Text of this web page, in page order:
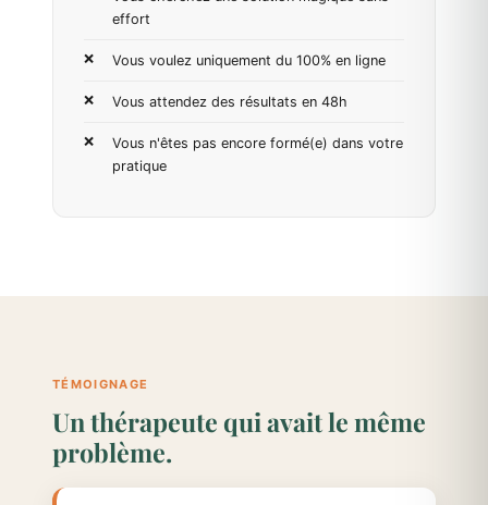
effort
Vous voulez uniquement du 100% en ligne
Vous attendez des résultats en 48h
Vous n'êtes pas encore formé(e) dans votre
pratique
TÉMOIGNAGE
Un thérapeute qui avait le même
problème.